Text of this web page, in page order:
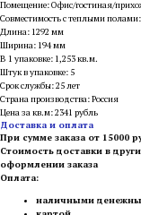
Помещение: Офис/гостиная/
Совместимость с теплыми
Длина: 1292 мм
Ширина: 194 мм
В 1 упаковке: 1,253 кв.м.
Штук в упаковке: 5
Срок службы: 25 лет
Страна производства: Россия
Цена за кв.м: 2341 рубль
Доставка и оплата
При сумме заказа от 15000
Стоимость доставки в
оформлении заказа
Оплата:
наличными